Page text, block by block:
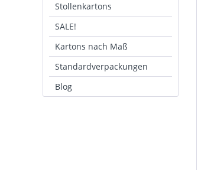
Stollenkartons
SALE!
Kartons nach Maß
Standardverpackungen
Blog